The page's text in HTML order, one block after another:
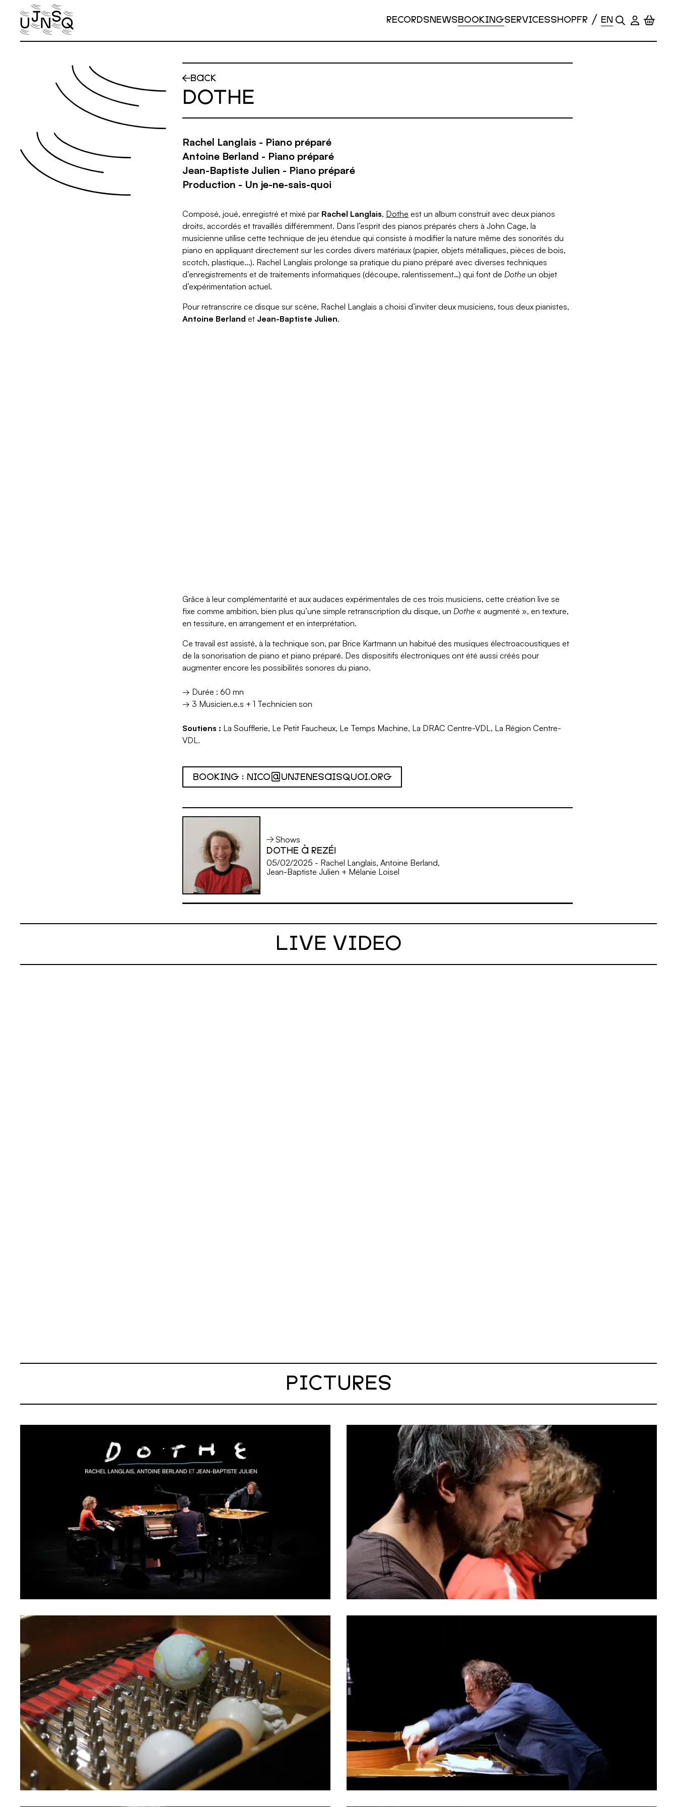
Skip to main content
RECORDSNEWSBOOKINGSERVICESSHOP
BACK
DOTHE
Rachel Langlais - Piano préparé
Antoine Berland - Piano préparé
Jean-Baptiste Julien - Piano préparé
Production - Un je-ne-sais-quoi
Composé, joué, enregistré et mixé par Rachel Langlais, Dothe est un album construit avec deux pianos
droits, accordés et travaillés différemment. Dans l’esprit des pianos préparés chers à John Cage, la
musicienne utilise cette technique de jeu étendue qui consiste à modifier la nature même des sonorités du
piano en appliquant directement sur les cordes divers matériaux (papier, objets métalliques, pièces de bois,
scotch, plastique...). Rachel Langlais prolonge sa pratique du piano préparé avec diverses techniques
d’enregistrements et de traitements informatiques (découpe, ralentissement…) qui font de Dothe un objet
d’expérimentation actuel.
Pour retranscrire ce disque sur scène, Rachel Langlais a choisi d’inviter deux musiciens, tous deux pianistes,
Antoine Berland et Jean-Baptiste Julien.
Grâce à leur complémentarité et aux audaces expérimentales de ces trois musiciens, cette création live se
fixe comme ambition, bien plus qu’une simple retranscription du disque, unDothe « augmenté », en texture,
en tessiture, en arrangement et en interprétation.
Ce travail est assisté, à la technique son, par Brice Kartmann un habitué des musiques électroacoustiques et
de la sonorisation de piano et piano préparé. Des dispositifs électroniques ont été aussi créés pour
augmenter encore les possibilités sonores du piano.
→ Durée : 60 mn
→ 3 Musicien.e.s + 1 Technicien son
Soutiens : La Soufflerie, Le Petit Faucheux, Le Temps Machine, La DRAC Centre-VDL, La Région Centre-
VDL.
BOOKING : NICO@UNJENESAISQUOI.ORG
Shows
DOTHE À REZÉ!
05/02/2025 - Rachel Langlais, Antoine Berland,
Jean-Baptiste Julien + Mélanie Loisel
LIVE VIDEO
PICTURES